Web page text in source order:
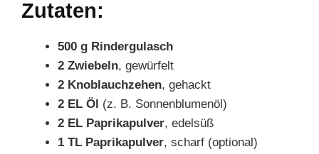
Zutaten:
500 g Rindergulasch
2 Zwiebeln, gewürfelt
2 Knoblauchzehen, gehackt
2 EL Öl (z. B. Sonnenblumenöl)
2 EL Paprikapulver, edelsüß
1 TL Paprikapulver, scharf (optional)